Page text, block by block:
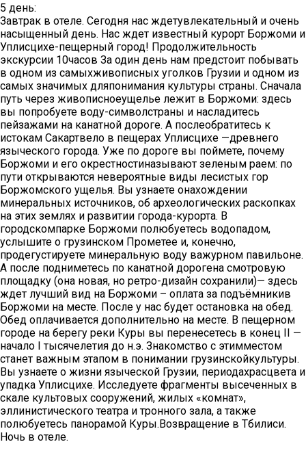
5 день:
Завтрак в отеле. Сегодня нас ждетувлекательный и очень
насыщенный день. Нас ждет известный курорт Боржоми и
Уплисцихе-пещерный город! Продолжительность
экскурсии 10часов За один день нам предстоит побывать
в одном из самыхживописных уголков Грузии и одном из
самых значимых дляпонимания культуры страны. Сначала
путь через живописноеущелье лежит в Боржоми: здесь
вы попробуете воду-символстраны и насладитесь
пейзажами на канатной дороге. А послеобратитесь к
истокам Сакартвело в пещерах Уплисцихе —древнего
языческого города. Уже по дороге вы поймете, почему
Боржоми и его окрестностиназывают зеленым раем: по
пути открываются невероятные виды лесистых гор
Боржомского ущелья. Вы узнаете онахождении
минеральных источников, об археологических раскопках
на этих землях и развитии города-курорта. В
городскомпарке Боржоми полюбуетесь водопадом,
услышите о грузинском Прометее и, конечно,
продегустируете минеральную воду важурном павильоне.
А после подниметесь по канатной дорогена смотровую
площадку (она новая, но ретро-дизайн сохранили)— здесь
ждет лучший вид на Боржоми – оплата за подъёмникив
Боржоми на месте. После у нас будет остановка на обед.
Обед оплачивается дополнительно на месте. В пещерном
городе на берегу реки Куры вы перенесетесь в конец II —
начало I тысячелетия до н.э. Знакомство с этимместом
станет важным этапом в понимании грузинскойкультуры.
Вы узнаете о жизни языческой Грузии, периодахрасцвета и
упадка Уплисцихе. Исследуете фрагменты высеченных в
скале культовых сооружений, жилых «комнат»,
эллинистического театра и тронного зала, а также
полюбуетесь панорамой Куры.Возвращение в Тбилиси.
Ночь в отеле.